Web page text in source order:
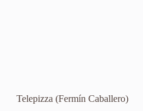
Telepizza (Fermín Caballero)